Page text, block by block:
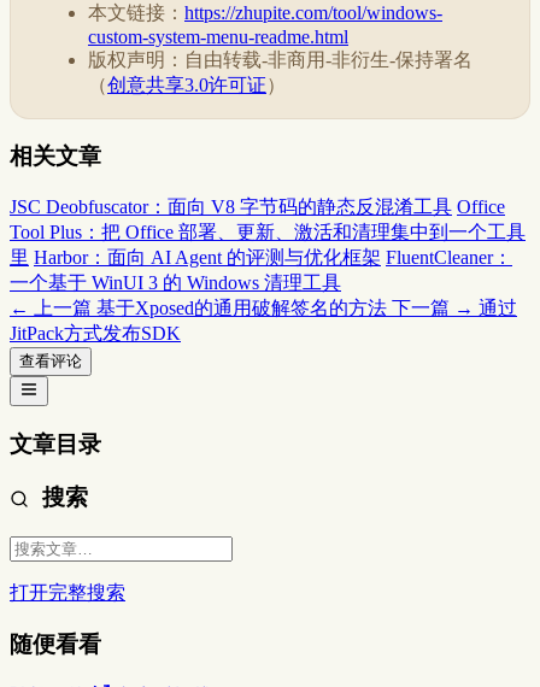
本文链接： https://zhupite.com/tool/windows-
custom-system-menu-readme.html
版权声明：自由转载-非商用-非衍生-保持署名
（创意共享3.0许可证）
相关文章
JSC Deobfuscator：面向 V8 字节码的静态反混淆工具 Office
Tool Plus：把 Office 部署、更新、激活和清理集中到一个工具
里 Harbor：面向 AI Agent 的评测与优化框架 FluentCleaner：
一个基于 WinUI 3 的 Windows 清理工具
← 上一篇 基于Xposed的通用破解签名的方法 下一篇 → 通过
JitPack方式发布SDK
查看评论
文章目录
搜索
打开完整搜索
随便看看